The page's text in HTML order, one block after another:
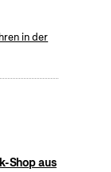
in der
Shop aus